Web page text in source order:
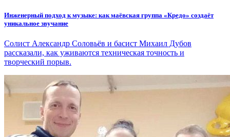
Инженерный подход к музыке: как маёвская группа «Кредо» создаёт
уникальное звучание
Солист Александр Соловьёв и басист Михаил Дубов
рассказали, как уживаются техническая точность и
творческий порыв.